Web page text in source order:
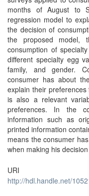
months of August to
regression model to
the decision of
the proposed model,
consumption of
different specialty egg
family, and gender.
consumer has about
explain their
is also a relevant
preferences. In the
information such as
printed information
means the consumer
when making his
URI
http://hdl.handle.net/